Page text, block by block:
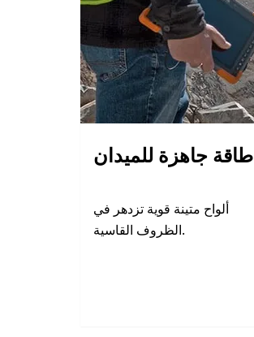
طاقة جاهزة للميدان
ألواح متينة قوية تزدهر في
الظروف القاسية.